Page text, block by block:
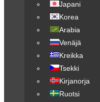
Japani
Korea
Arabia
Venäjä
Kreikka
Tsekki
Kirjanorja
Ruotsi